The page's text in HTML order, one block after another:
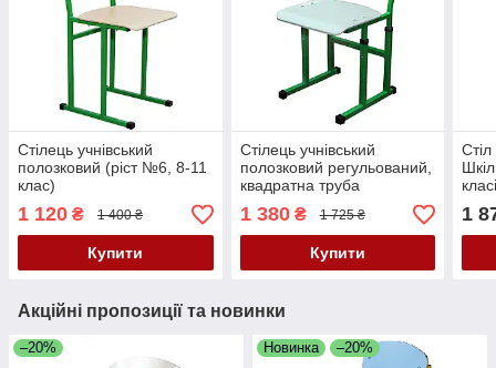
Стілець учнівський
полозковий (ріст №6, 8-11
клас)
1 120 ₴ 1 400 ₴
Купити
Стілець учнівський
полозковий регульований,
квадратна труба
1 380₴ 1 725 ₴
Купити
1
Акційні пропозиції та новинки
–20% Новинка –20%